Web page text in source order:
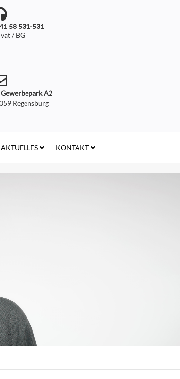
58 531-531
/ BG
Gewerbepark A2
Regensburg
AKTUELLES KONTAKT